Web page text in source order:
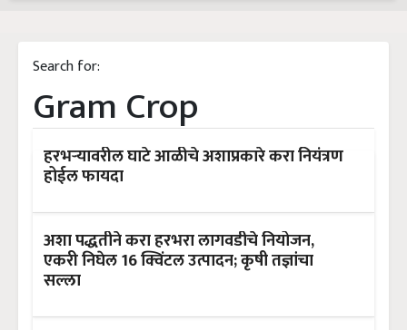
Search for:
Gram Crop
हरभऱ्यावरील घाटे आळीचे अशाप्रकारे करा नियंत्रण
होईल फायदा
अशा पद्धतीने करा हरभरा लागवडीचे नियोजन,
एकरी निघेल 16 क्विंटल उत्पादन; कृषी तज्ञांचा
सल्ला